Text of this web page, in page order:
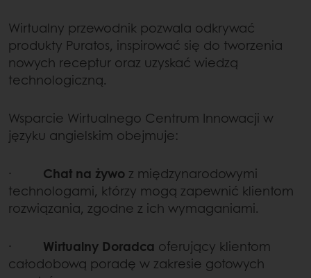
Wirtualny przewodnik pozwala odkrywać
produkty Puratos, inspirować się do tworzenia
nowych receptur oraz uzyskać wiedzą
technologiczną.
Wsparcie Wirtualnego Centrum Innowacji w
języku angielskim obejmuje:
· Chat na żywoz międzynarodowymi
technologami, którzy mogą zapewnić klientom
rozwiązania, zgodne z ich wymaganiami.
· Wirtualny Doradca oferujący klientom
całodobową poradę w zakresie gotowych